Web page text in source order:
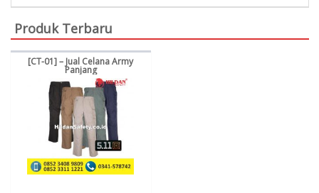
Produk Terbaru
[CT-01] – Jual Celana Army
Panjang